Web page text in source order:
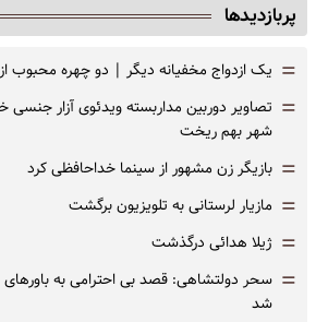
پربازدیدها
= یک ازدواج مخفیانه دیگر | دو چهره محبوب
= تصاویر دوربین مداربسته ویدئوی آزار جنسی
شهر بهم ریخت
= بازیگر زن مشهور از سینما خداحافظی کرد
= مازیار لرستانی به تلویزیون برگشت
= ژیلا هدائی درگذشت
= سحر دولتشاهی: قصد بی احترامی به
شد